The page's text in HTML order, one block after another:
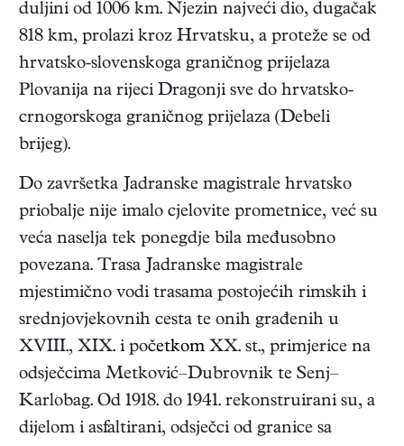
duljini od 1006 km. Njezin najveći dio, dugačak
818 km, prolazi kroz Hrvatsku, a proteže se od
hrvatsko-slovenskoga graničnog prijelaza
Plovanija na rijeci Dragonji sve do hrvatsko-
crnogorskoga graničnog prijelaza (Debeli
brijeg).
Do završetka Jadranske magistrale hrvatsko
priobalje nije imalo cjelovite prometnice, već su
veća naselja tek ponegdje bila međusobno
povezana. Trasa Jadranske magistrale
mjestimično vodi trasama postojećih rimskih i
srednjovjekovnih cesta te onih građenih u
XVIII., XIX. i početkom XX. st., primjerice na
odsječcima Metković–Dubrovnik te Senj–
Karlobag. Od 1918. do 1941. rekonstruirani su, a
dijelom i asfaltirani, odsječci od granice sa